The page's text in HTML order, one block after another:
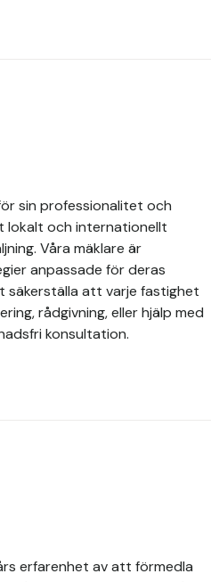
sin professionalitet och
lokalt och internationellt
Våra mäklare är
anpassade för deras
säkerställa att varje fastighet
rådgivning, eller hjälp med
konsultation.
erfarenhet av att förmedla